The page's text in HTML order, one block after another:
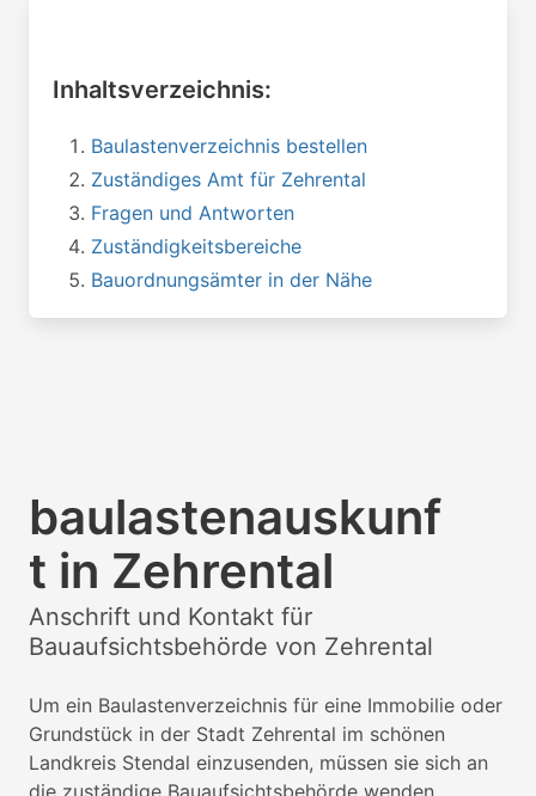
Inhaltsverzeichnis:
Baulastenverzeichnis bestellen
Zuständiges Amt für Zehrental
Fragen und Antworten
Zuständigkeitsbereiche
Bauordnungsämter in der Nähe
baulastenauskunf
t in Zehrental
Anschrift und Kontakt für
Bauaufsichtsbehörde von Zehrental
Um ein Baulastenverzeichnis für eine Immobilie oder
Grundstück in der Stadt Zehrental im schönen
Landkreis Stendal einzusenden, müssen sie sich an
die zuständige Bauaufsichtsbehörde wenden.